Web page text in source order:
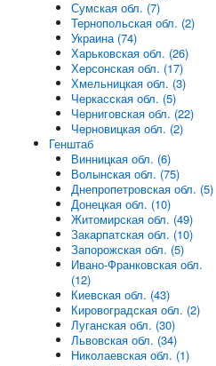
Сумская обл. (7)
Тернопольская обл. (2)
Украина (74)
Харьковская обл. (26)
Херсонская обл. (17)
Хмельницкая обл. (3)
Черкасская обл. (5)
Черниговская обл. (22)
Черновицкая обл. (2)
Генштаб
Винницкая обл. (6)
Волынская обл. (75)
Днепропетровская обл. (5)
Донецкая обл. (10)
Житомирская обл. (49)
Закарпатская обл. (10)
Запорожская обл. (5)
Ивано-Франковская обл.
(12)
Киевская обл. (43)
Кировоградская обл. (2)
Луганская обл. (30)
Львовская обл. (34)
Николаевская обл. (1)